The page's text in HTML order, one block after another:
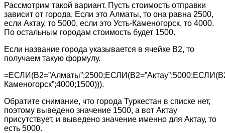
Рассмотрим такой вариант. Пусть стоимость отправки
зависит от города. Если это Алматы, то она равна 2500,
если Актау, то 5000, если это Усть-Каменогорск, то 4000.
По остальным городам стоимость будет 1500.
Если название города указывается в ячейке В2, то
получаем такую формулу.
Каменогорск”;4000;1500))).
Обратите снимание, что города Туркестан в списке нет,
поэтому выведено значение 1500, а вот Актау
присутствует, и выведено значение именно для Актау, то
есть 5000.